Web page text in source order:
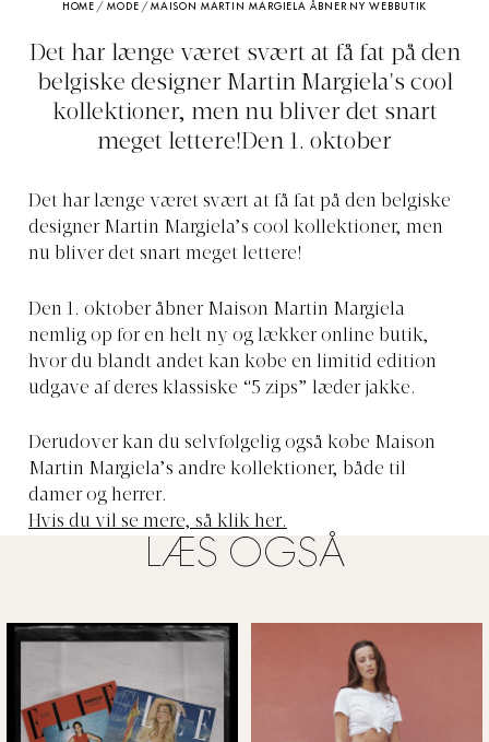
HOME / MODE /MAISON MARTIN MARGIELA ÅBNER NY WEBBUTIK
Det har længe været svært at få fat på den
belgiske designer Martin Margiela's cool
kollektioner, men nu bliver det snart
meget lettere!Den 1. oktober
Det har længe været svært at få fat på den belgiske
designer Martin Margiela’s cool kollektioner, men
nu bliver det snart meget lettere!
Den 1. oktober åbner Maison Martin Margiela
nemlig op for en helt ny og lækker online butik,
hvor du blandt andet kan købe en limitid edition
udgave af deres klassiske “5 zips” læder jakke.
Derudover kan du selvfølgelig også købe Maison
Martin Margiela’s andre kollektioner, både til
damer og herrer.
Hvis du vil se mere, så klik her.
LÆS OGSÅ